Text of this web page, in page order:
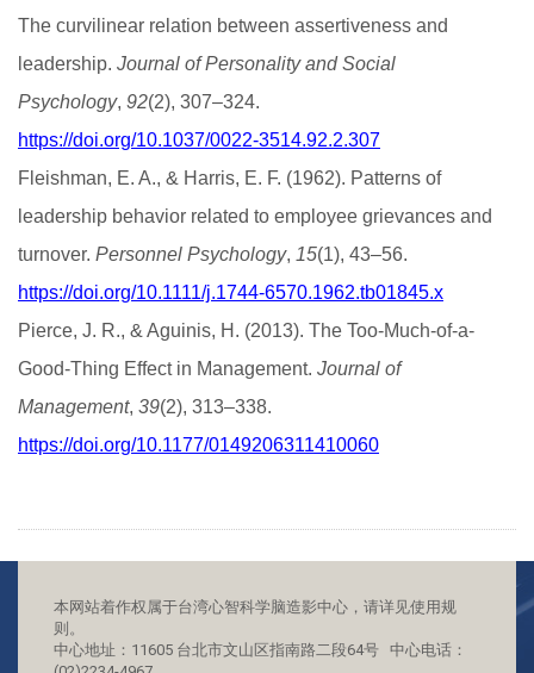
The curvilinear relation between assertiveness and
leadership. Journal of Personality and Social
Psychology, 92(2), 307–324.
https://doi.org/10.1037/0022-3514.92.2.307
Fleishman, E. A., & Harris, E. F. (1962). Patterns of
leadership behavior related to employee grievances and
turnover. Personnel Psychology, 15(1), 43–56.
https://doi.org/10.1111/j.1744-6570.1962.tb01845.x
Pierce, J. R., & Aguinis, H. (2013). The Too-Much-of-a-
Good-Thing Effect in Management. Journal of
Management, 39(2), 313–338.
https://doi.org/10.1177/0149206311410060
本网站着作权属于台湾心智科学脑造影中心，请详见使用规
则。
中心地址：11605 台北市文山区指南路二段64号 中心电话：